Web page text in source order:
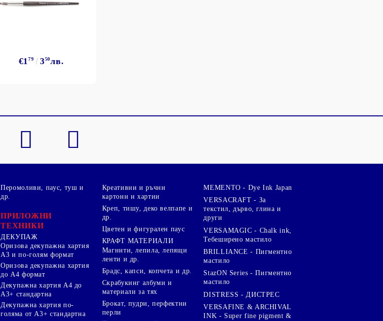
BGN
EN
€179 350лв.
Перомоливи, паус, туш и
др.
ПРИЛОЖНИ
ТЕХНИКИ
ДЕКУПАЖ
Оризова декупажна хартия
А3 и по-голям формат
Оризова декупажна хартия
до А4 формат
Декупажна хартия А4 до
А3+ стандартна
Декупажна хартия по-
голяма от А3+ стандартна
Креативни и ръчни
картони и хартии
Креп, тишу, деко велпапе и
др.
Цветен и фигурален паус
КРАФТ МАТЕРИАЛИ
Магнити, лепила, лепящи
ленти и др.
Брадс, капси, копчета и др.
Скрабукинг албуми и
материали за тях
Брокат, пудри, перфектни
перли
MEMENTO - Dye Ink Japan
VERSACRAFT - За
текстил, дърво, глина и
други
VERSAMAGIC - Chalk ink,
Тебеширено мастило
BRILLIANCE - Пигментно
мастило
StazON Series - Пигментно
мастило
DISTRESS - ДИСТРЕС
VERSAFINE & ARCHIVAL
INK - Super fine pigment &